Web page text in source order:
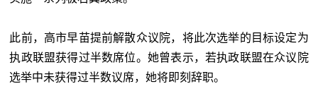
此前，高市早苗提前解散众议院，将此次选举的目标设定为
执政联盟获得过半数席位。她曾表示，若执政联盟在众议院
选举中未获得过半数议席，她将即刻辞职。